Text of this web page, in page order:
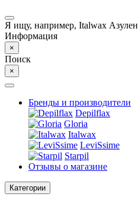
Я ищу, например, Italwax Азулен
Информация
×
Поиск
×
Бренды и производители
Depilflax
Gloria
Italwax
LeviSsime
Starpil
Отзывы о магазине
Категории